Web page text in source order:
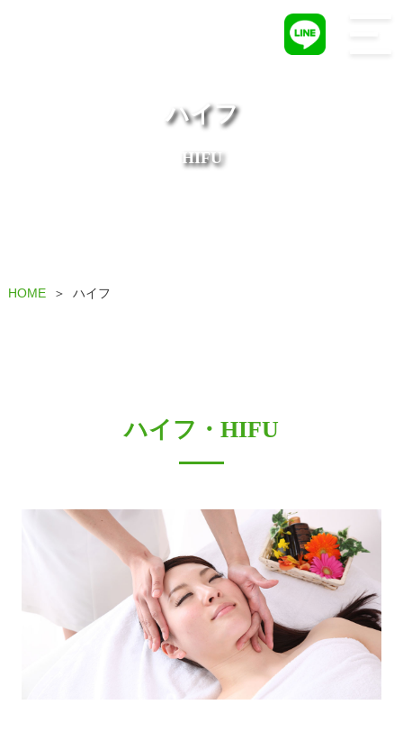
ハイフ
HIFU
HOME ＞ ハイフ
ハイフ・HIFU